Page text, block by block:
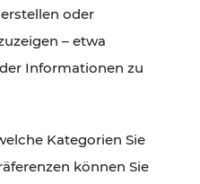
oder
– etwa
Informationen zu
Kategorien Sie
können Sie